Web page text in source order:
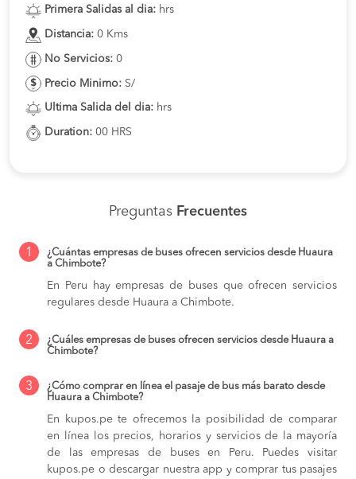
Primera Salidas al dia: hrs
Distancia: 0 Kms
No Servicios: 0
Precio Minimo: S/
Ultima Salida del dia: hrs
Duration: 00 HRS
Preguntas Frecuentes
1
¿Cuántas empresas de buses ofrecen servicios desde Huaura
a Chimbote?
En Peru hay empresas de buses que ofrecen servicios
regulares desde Huaura a Chimbote.
2
¿Cuáles empresas de buses ofrecen servicios desde Huaura a
Chimbote?
3
¿Cómo comprar en línea el pasaje de bus más barato desde
Huaura a Chimbote?
En kupos.pe te ofrecemos la posibilidad de comparar
en línea los precios, horarios y servicios de la mayoría
de las empresas de buses en Peru. Puedes visitar
kupos.pe o descargar nuestra app y comprar tus pasajes